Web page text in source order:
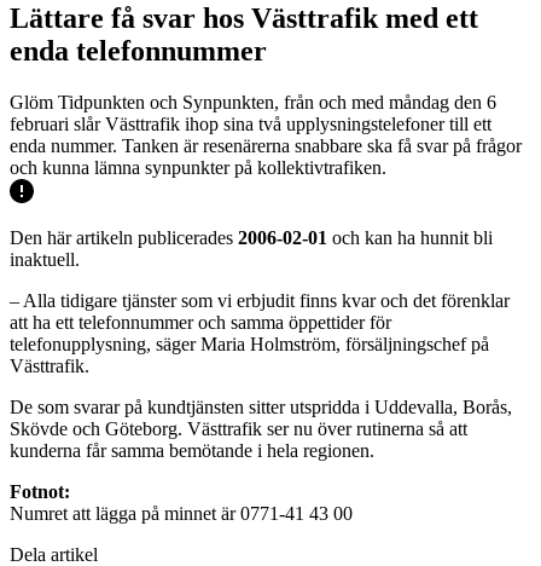
Lättare få svar hos Västtrafik med ett
enda telefonnummer
Glöm Tidpunkten och Synpunkten, från och med måndag den 6
februari slår Västtrafik ihop sina två upplysningstelefoner till ett
enda nummer. Tanken är resenärerna snabbare ska få svar på frågor
och kunna lämna synpunkter på kollektivtrafiken.
Den här artikeln publicerades 2006-02-01 och kan ha hunnit bli
inaktuell.
– Alla tidigare tjänster som vi erbjudit finns kvar och det förenklar
att ha ett telefonnummer och samma öppettider för
telefonupplysning, säger Maria Holmström, försäljningschef på
Västtrafik.
De som svarar på kundtjänsten sitter utspridda i Uddevalla, Borås,
Skövde och Göteborg. Västtrafik ser nu över rutinerna så att
kunderna får samma bemötande i hela regionen.
Fotnot:
Numret att lägga på minnet är 0771-41 43 00
Dela artikel